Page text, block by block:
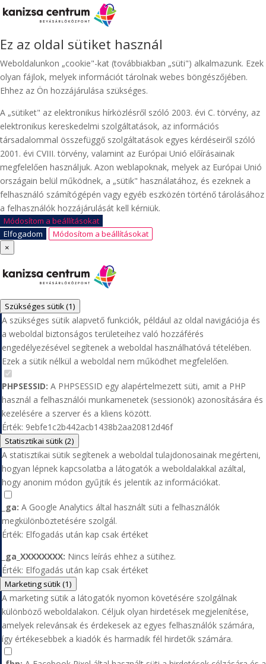
Ez az oldal sütiket használ
Weboldalunkon „cookie"-kat (továbbiakban „süti") alkalmazunk. Ezek
olyan fájlok, melyek információt tárolnak webes böngészőjében.
Ehhez az Ön hozzájárulása szükséges.
A „sütiket" az elektronikus hírközlésről szóló 2003. évi C. törvény, az
elektronikus kereskedelmi szolgáltatások, az információs
társadalommal összefüggő szolgáltatások egyes kérdéseiről szóló
2001. évi CVIII. törvény, valamint az Európai Unió előírásainak
megfelelően használjuk. Azon weblapoknak, melyek az Európai Unió
országain belül működnek, a „sütik" használatához, és ezeknek a
felhasználó számítógépén vagy egyéb eszközén történő tárolásához
a felhasználók hozzájárulását kell kérniük.
Módosítom a beállításokat
Elfogadom
Módosítom a beállításokat
×
Szükséges sütik(1)
A szükséges sütik alapvető funkciók, például az oldal navigációja és
a weboldal biztonságos területeihez való hozzáférés
engedélyezésével segítenek a weboldal használhatóvá tételében.
Ezek a sütik nélkül a weboldal nem működhet megfelelően.
PHPSESSID: A PHPSESSID egy alapértelmezett süti, amit a PHP
használ a felhasználói munkamenetek (sessionök) azonosítására és
kezelésére a szerver és a kliens között.
Érték: 9ebfe1c2b442acb1438b2aa20812d46f
Statisztikai sütik(2)
A statisztikai sütik segítenek a weboldal tulajdonosainak megérteni,
hogyan lépnek kapcsolatba a látogatók a weboldalakkal azáltal,
hogy anonim módon gyűjtik és jelentik az információkat.
_ga: A Google Analytics által használt süti a felhasználók
megkülönböztetésére szolgál.
Érték: Elfogadás után kap csak értéket
_ga_XXXXXXXX: Nincs leírás ehhez a sütihez.
Érték: Elfogadás után kap csak értéket
Marketing sütik(1)
A marketing sütik a látogatók nyomon követésére szolgálnak
különböző weboldalakon. Céljuk olyan hirdetések megjelenítése,
amelyek relevánsak és érdekesek az egyes felhasználók számára,
így értékesebbek a kiadók és harmadik fél hirdetők számára.